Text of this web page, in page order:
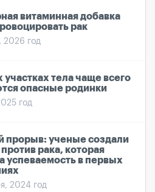
витаминная добавка
рак
2026 год
участках тела чаще всего
опасные родинки
год
прорыв: ученые создали
рака, которая
успеваемость в первых
2024 год